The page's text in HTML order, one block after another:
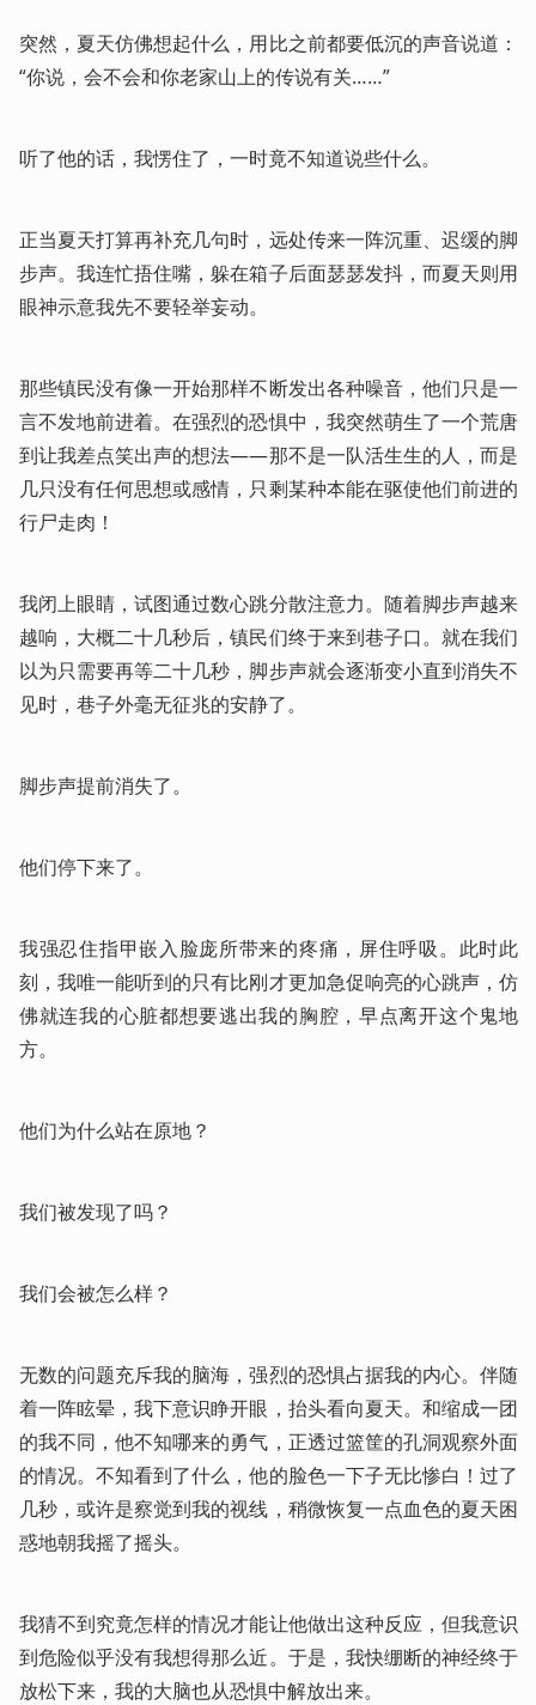
突然，夏天仿佛想起什么，用比之前都要低沉的声音说道：
“你说，会不会和你老家山上的传说有关……”
听了他的话，我愣住了，一时竟不知道说些什么。
正当夏天打算再补充几句时，远处传来一阵沉重、迟缓的脚
步声。我连忙捂住嘴，躲在箱子后面瑟瑟发抖，而夏天则用
眼神示意我先不要轻举妄动。
那些镇民没有像一开始那样不断发出各种噪音，他们只是一
言不发地前进着。在强烈的恐惧中，我突然萌生了一个荒唐
到让我差点笑出声的想法——那不是一队活生生的人，而是
几只没有任何思想或感情，只剩某种本能在驱使他们前进的
行尸走肉！
我闭上眼睛，试图通过数心跳分散注意力。随着脚步声越来
越响，大概二十几秒后，镇民们终于来到巷子口。就在我们
以为只需要再等二十几秒，脚步声就会逐渐变小直到消失不
见时，巷子外毫无征兆的安静了。
脚步声提前消失了。
他们停下来了。
我强忍住指甲嵌入脸庞所带来的疼痛，屏住呼吸。此时此
刻，我唯一能听到的只有比刚才更加急促响亮的心跳声，仿
佛就连我的心脏都想要逃出我的胸腔，早点离开这个鬼地
方。
他们为什么站在原地？
我们被发现了吗？
我们会被怎么样？
无数的问题充斥我的脑海，强烈的恐惧占据我的内心。伴随
着一阵眩晕，我下意识睁开眼，抬头看向夏天。和缩成一团
的我不同，他不知哪来的勇气，正透过篮筐的孔洞观察外面
的情况。不知看到了什么，他的脸色一下子无比惨白！过了
几秒，或许是察觉到我的视线，稍微恢复一点血色的夏天困
惑地朝我摇了摇头。
我猜不到究竟怎样的情况才能让他做出这种反应，但我意识
到危险似乎没有我想得那么近。于是，我快绷断的神经终于
放松下来，我的大脑也从恐惧中解放出来。